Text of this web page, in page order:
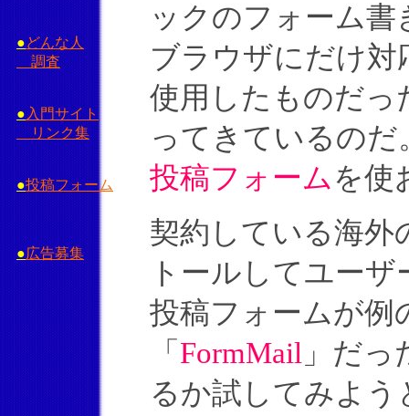
●どんな人
調査
● 入門サイト
リンク集
●投稿フォーム
●広告募集
ックのフォーム
ブラウザにだけ対
使用したものだっ
ってきているの
投稿フォームを使
契約している海外
トールしてユー
投稿フォームが例
「 FormMail 」だ
るか試してみよ